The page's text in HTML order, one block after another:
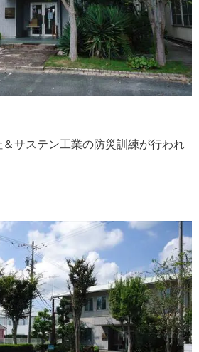
サステン工業の防災訓練が行われ